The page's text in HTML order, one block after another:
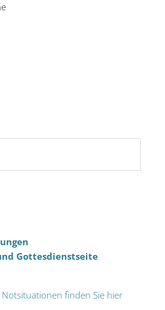
Gottesdienstseite
finden Sie hier